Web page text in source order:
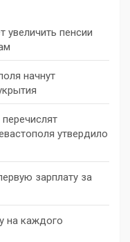
пенсии
начнут
утвердило
зарплату за
на каждого